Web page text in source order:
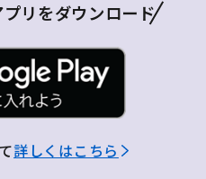
プリをダウンロード
詳しくはこちら